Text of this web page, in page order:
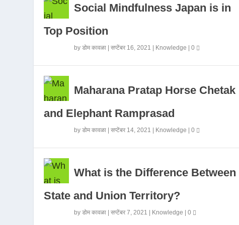
Social Mindfulness Japan is in
Top Position
byडोम कावळा |सप्टेंबर 16, 2021 Knowledge |0
Maharana Pratap Horse Chetak
and Elephant Ramprasad
byडोम कावळा |सप्टेंबर 14, 2021 Knowledge |0
What is the Difference Between
State and Union Territory?
byडोम कावळा |सप्टेंबर 7, 2021 Knowledge |0